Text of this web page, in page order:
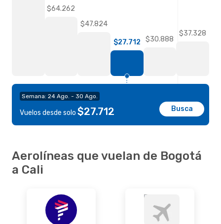
Semana: 24 Ago. - 30 Ago.
Vuelos desde solo $27.712 Busca
$64.262
$47.824
$27.712 $30.888
$37.328
Aerolíneas que vuelan de Bogotá
a Cali